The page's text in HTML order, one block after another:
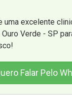
uma excelente
Verde - SP
Falar Pelo